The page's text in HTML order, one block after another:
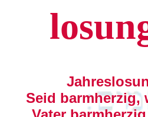
Seid barmherzig,